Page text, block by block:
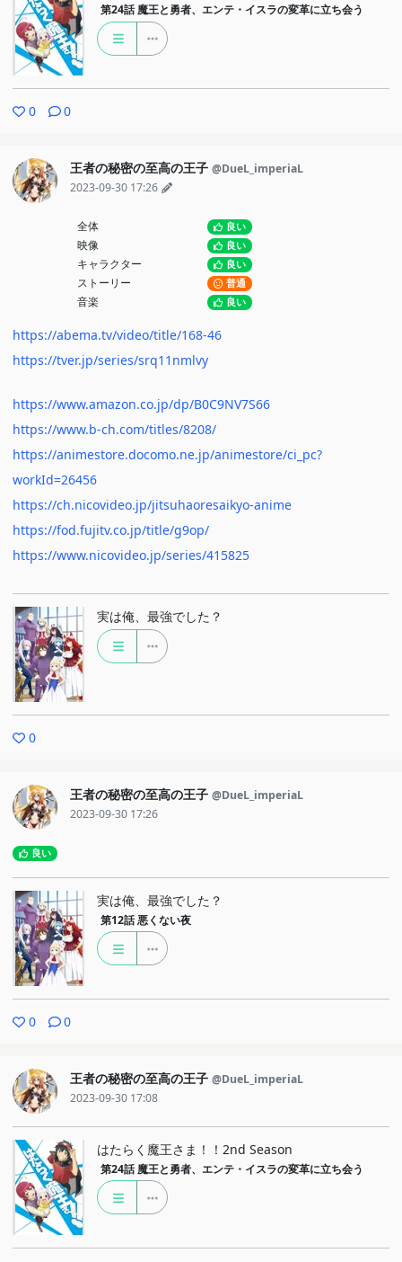
第24話 魔王と勇者、エンテ・イスラの変革に立ち会う
0 0
王者の秘密の至高の王子 @DueL_imperiaL
2023-09-30 17:26
全体 良い
映像 良い
キャラクター 良い
ストーリー 普通
音楽 良い
https://abema.tv/video/title/168-46
https://tver.jp/series/srq11nmlvy
https://www.amazon.co.jp/dp/B0C9NV7S66
https://www.b-ch.com/titles/8208/
https://animestore.docomo.ne.jp/animestore/ci_pc?
workId=26456
https://ch.nicovideo.jp/jitsuhaoresaikyo-anime
https://fod.fujitv.co.jp/title/g9op/
https://www.nicovideo.jp/series/415825
実は俺、最強でした？
0
王者の秘密の至高の王子 @DueL_imperiaL
2023-09-30 17:26
良い
実は俺、最強でした？
第12話 悪くない夜
0 0
王者の秘密の至高の王子 @DueL_imperiaL
2023-09-30 17:08
はたらく魔王さま！！2nd Season
第24話 魔王と勇者、エンテ・イスラの変革に立ち会う